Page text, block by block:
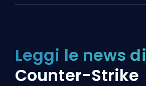
Leggi le news di
Counter-Strike